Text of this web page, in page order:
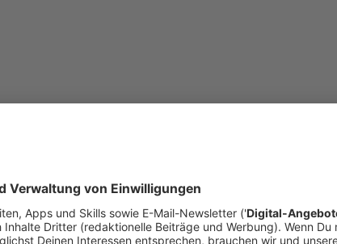
von NE-WS 89.4 - Events im
einen Blick – von Grevenbroich bis Dormagen, von
und nah an deinem Alltag.